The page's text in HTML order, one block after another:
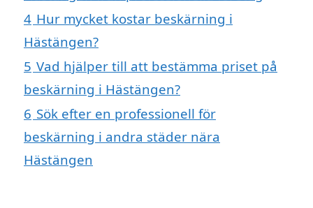
4 Hur mycket kostar beskärning i
Hästängen?
5 Vad hjälper till att bestämma priset på
beskärning i Hästängen?
6 Sök efter en professionell för
beskärning i andra städer nära
Hästängen